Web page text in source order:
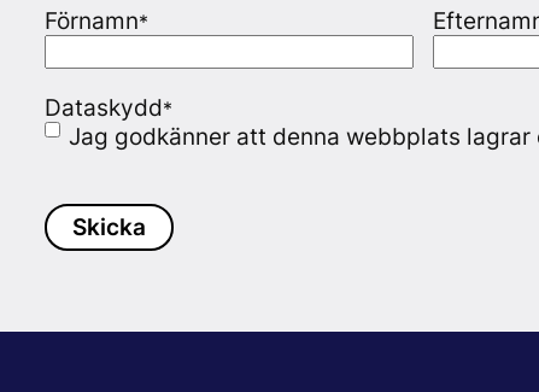
Förnamn*
Dataskydd*
Jag godkänner att denna webbplats